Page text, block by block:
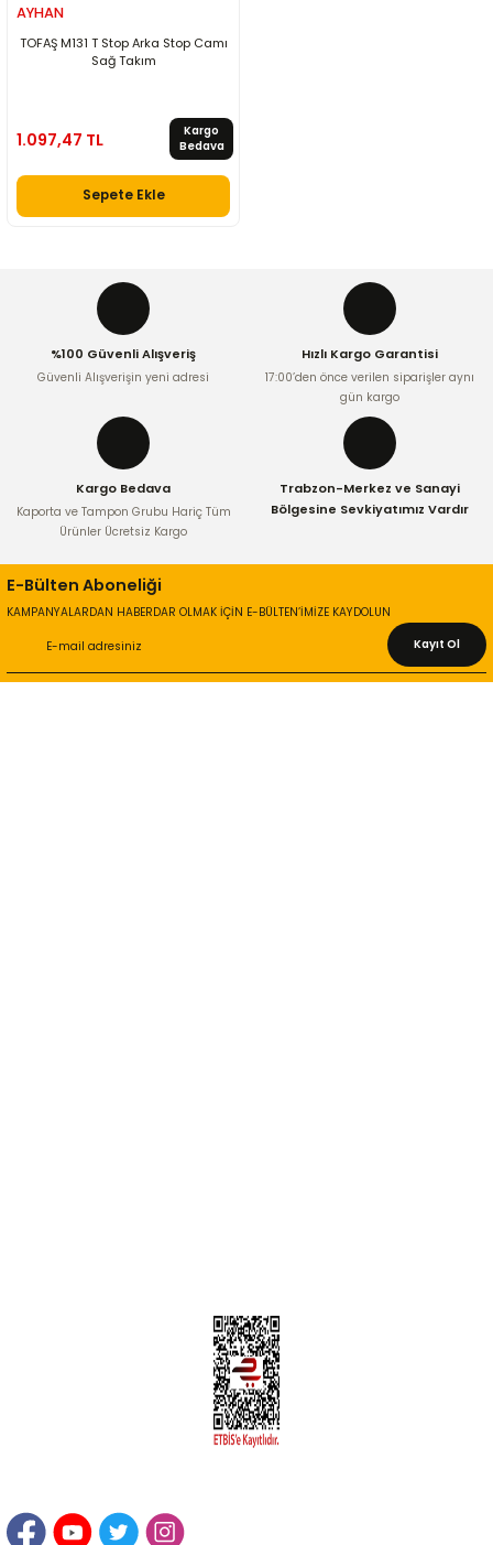
AYHAN
TOFAŞ M131 T Stop Arka Stop Camı
Sağ Takım
1.097,47 TL
Kargo
Bedava
Sepete Ekle
%100 Güvenli Alışveriş
Güvenli Alışverişin yeni adresi
Hızlı Kargo Garantisi
17:00’den önce verilen siparişler aynı
gün kargo
Kargo Bedava
Kaporta ve Tampon Grubu Hariç Tüm
Ürünler Ücretsiz Kargo
Trabzon-Merkez ve Sanayi
Bölgesine Sevkiyatımız Vardır
E-Bülten Aboneliği
KAMPANYALARDAN HABERDAR OLMAK İÇİN E-BÜLTEN’İMİZE KAYDOLUN
Kayıt Ol